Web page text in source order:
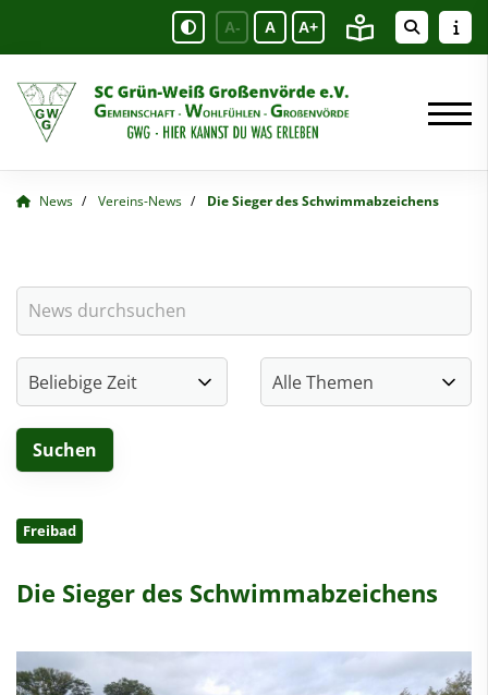
A- A A+
News Vereins-News Die Sieger des Schwimmabzeichens
Freibad
Die Sieger des Schwimmabzeichens